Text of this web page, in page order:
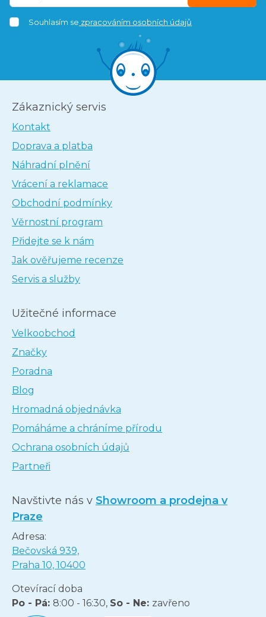
Souhlasím se zpracováním osobních údajů
Zákaznický servis
Kontakt
Doprava a platba
Náhradní plnění
Vrácení a reklamace
Obchodní podmínky
Věrnostní program
Přidejte se k nám
Jak ověřujeme recenze
Servis a služby
Užitečné informace
Velkoobchod
Značky
Poradna
Blog
Hromadná objednávka
Pomáháme a chráníme přírodu
Ochrana osobních údajů
Partneři
Navštivte nás v Showroom a prodejna v
Praze
Adresa:
Bečovská 939,
Praha 10, 10400
Otevírací doba
Po - Pá: 8:00 - 16:30, So - Ne: zavřeno